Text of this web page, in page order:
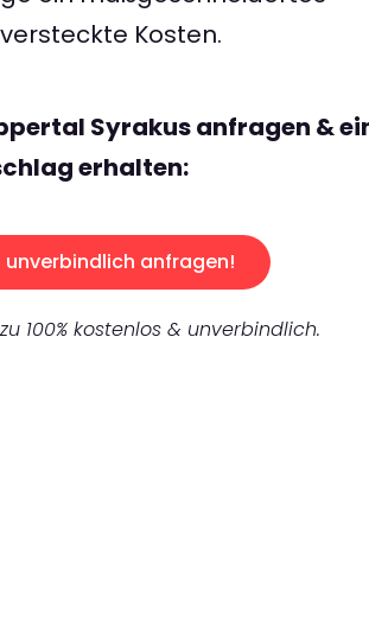
Kosten.
Syrakus anfragen &
erhalten:
unverbindlich anfragen!
100% kostenlos & unverbindlich.